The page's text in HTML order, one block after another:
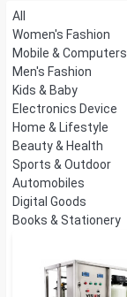
All
Women's Fashion
Mobile & Computers
Men's Fashion
Kids & Baby
Electronics Device
Home & Lifestyle
Beauty & Health
Sports & Outdoor
Automobiles
Digital Goods
Books & Stationery